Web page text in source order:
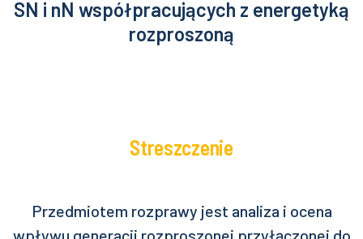
SN i nN współpracujących z energetyką
rozproszoną
Streszczenie
Przedmiotem rozprawy jest analiza i ocena
wpływu generacji rozproszonej przyłączonej do